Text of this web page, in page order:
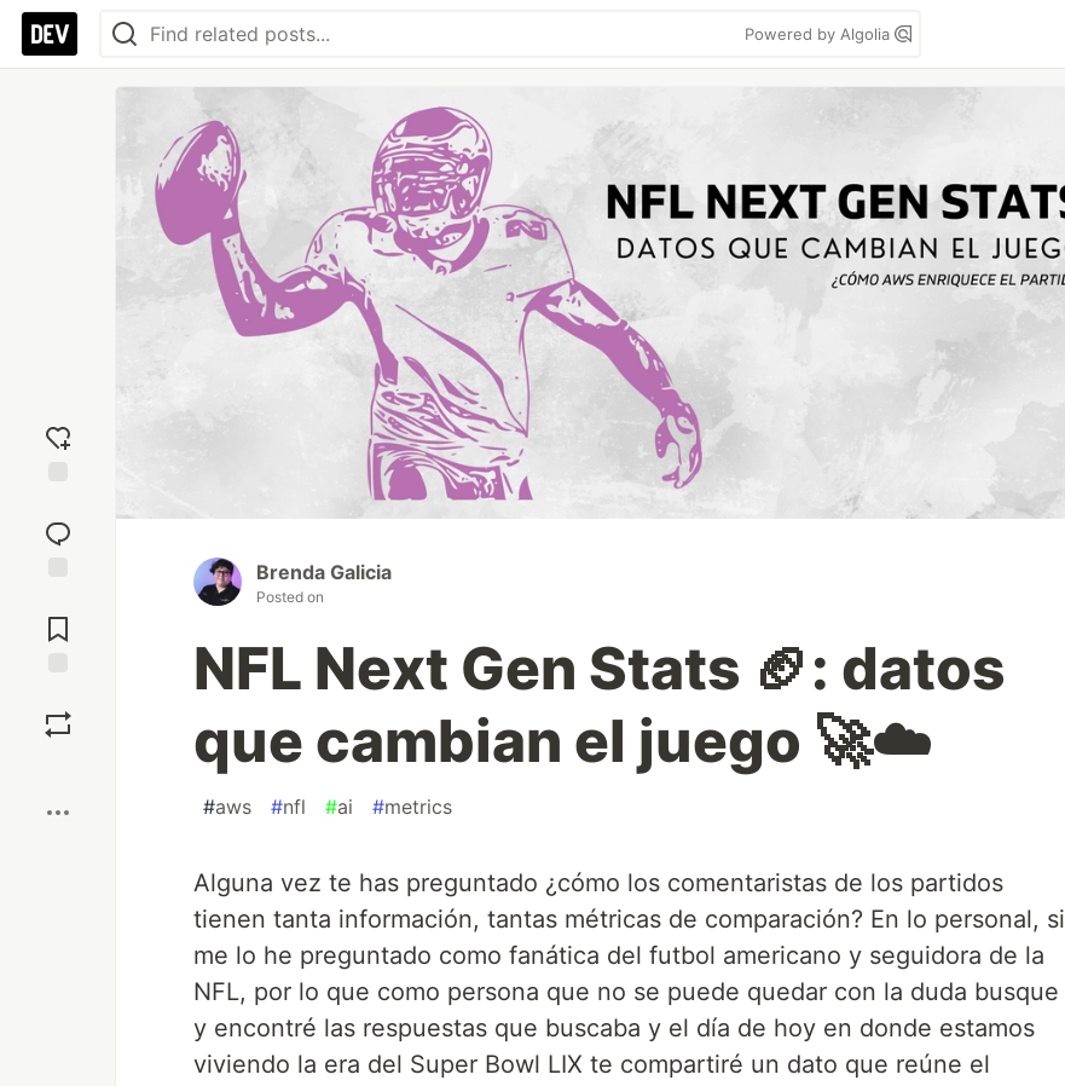
Powered by Algolia
reaction
Comments
Brenda Galicia
Posted on
NFL Next Gen Stats 🏈: datos
que cambian el juego 🚀☁️
#aws #nfl #ai #metrics
Alguna vez te has preguntado ¿cómo los comentaristas de los partidos
tienen tanta información, tantas métricas de comparación? En lo personal, si
me lo he preguntado como fanática del futbol americano y seguidora de la
NFL, por lo que como persona que no se puede quedar con la duda busque
y encontré las respuestas que buscaba y el día de hoy en donde estamos
viviendo la era del Super Bowl LIX te compartiré un dato que reúne el